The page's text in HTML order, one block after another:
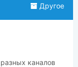
Другое
каналов